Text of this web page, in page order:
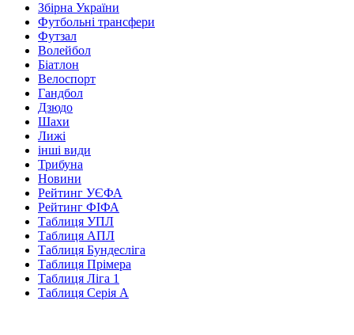
Збірна України
Футбольні трансфери
Футзал
Волейбол
Біатлон
Велоспорт
Гандбол
Дзюдо
Шахи
Лижі
інші види
Трибуна
Новини
Рейтинг УЄФА
Рейтинг ФІФА
Таблиця УПЛ
Таблиця АПЛ
Таблиця Бундесліга
Таблиця Прімера
Таблиця Ліга 1
Таблиця Серія А